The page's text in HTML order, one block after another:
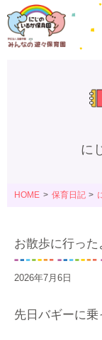
に
HOME 保育日記
お散歩に行った
2026年7月6日
先日バギーに乗